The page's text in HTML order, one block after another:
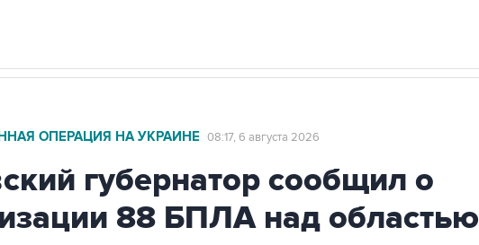
ОПЕРАЦИЯ НА УКРАИНЕ 08:17, 6 августа 2026
губернатор сообщил о
88 БПЛА над областью